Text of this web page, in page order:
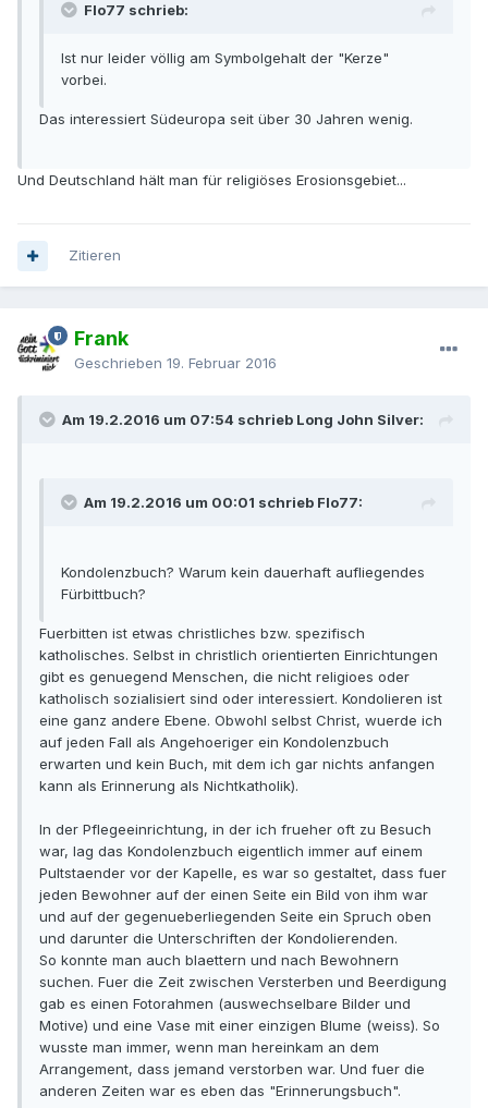
Flo77 schrieb:
Ist nur leider völlig am Symbolgehalt der "Kerze"
vorbei.
Das interessiert Südeuropa seit über 30 Jahren wenig.
Und Deutschland hält man für religiöses Erosionsgebiet...
Zitieren
Frank
Geschrieben 19. Februar 2016
Am 19.2.2016 um 07:54 schrieb Long John Silver:
Am 19.2.2016 um 00:01 schrieb Flo77:
Kondolenzbuch? Warum kein dauerhaft aufliegendes
Fürbittbuch?
Fuerbitten ist etwas christliches bzw. spezifisch
katholisches. Selbst in christlich orientierten Einrichtungen
gibt es genuegend Menschen, die nicht religioes oder
katholisch sozialisiert sind oder interessiert. Kondolieren ist
eine ganz andere Ebene. Obwohl selbst Christ, wuerde ich
auf jeden Fall als Angehoeriger ein Kondolenzbuch
erwarten und kein Buch, mit dem ich gar nichts anfangen
kann als Erinnerung als Nichtkatholik).
In der Pflegeeinrichtung, in der ich frueher oft zu Besuch
war, lag das Kondolenzbuch eigentlich immer auf einem
Pultstaender vor der Kapelle, es war so gestaltet, dass fuer
jeden Bewohner auf der einen Seite ein Bild von ihm war
und auf der gegenueberliegenden Seite ein Spruch oben
und darunter die Unterschriften der Kondolierenden.
So konnte man auch blaettern und nach Bewohnern
suchen. Fuer die Zeit zwischen Versterben und Beerdigung
gab es einen Fotorahmen (auswechselbare Bilder und
Motive) und eine Vase mit einer einzigen Blume (weiss). So
wusste man immer, wenn man hereinkam an dem
Arrangement, dass jemand verstorben war. Und fuer die
anderen Zeiten war es eben das "Erinnerungsbuch".